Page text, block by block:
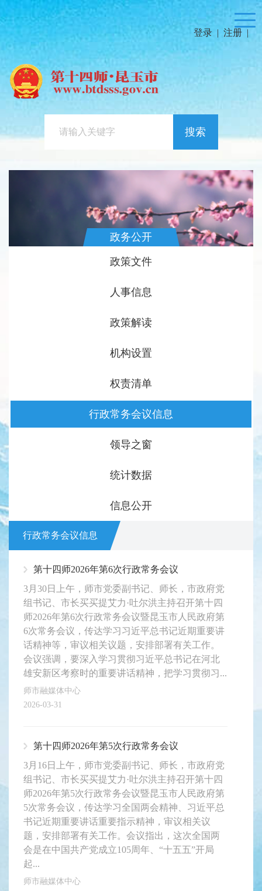
登录 | 注册 |
搜索
政务公开
政策文件
人事信息
政策解读
机构设置
权责清单
行政常务会议信息
领导之窗
统计数据
信息公开
行政常务会议信息
第十四师2026年第6次行政常务会议
3月30日上午，师市党委副书记、师长，市政府党
组书记、市长买买提艾力·吐尔洪主持召开第十四
师2026年第6次行政常务会议暨昆玉市人民政府第
6次常务会议，传达学习习近平总书记近期重要讲
话精神等，审议相关议题，安排部署有关工作。
会议强调，要深入学习贯彻习近平总书记在河北
雄安新区考察时的重要讲话精神，把学习贯彻习...
师市融媒体中心
2026-03-31
第十四师2026年第5次行政常务会议
3月16日上午，师市党委副书记、师长，市政府党
组书记、市长买买提艾力·吐尔洪主持召开第十四
师2026年第5次行政常务会议暨昆玉市人民政府第
5次常务会议，传达学习全国两会精神、习近平总
书记近期重要讲话重要指示精神，审议相关议
题，安排部署有关工作。会议指出，这次全国两
会是在中国共产党成立105周年、“十五五”开局
起...
师市融媒体中心